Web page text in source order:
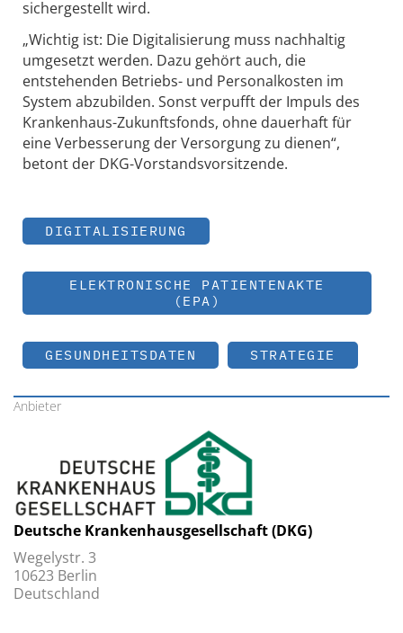
sichergestellt wird.
„Wichtig ist: Die Digitalisierung muss nachhaltig
umgesetzt werden. Dazu gehört auch, die
entstehenden Betriebs- und Personalkosten im
System abzubilden. Sonst verpufft der Impuls des
Krankenhaus-Zukunftsfonds, ohne dauerhaft für
eine Verbesserung der Versorgung zu dienen“,
betont der DKG-Vorstandsvorsitzende.
DIGITALISIERUNG
ELEKTRONISCHE PATIENTENAKTE
(EPA)
GESUNDHEITSDATEN STRATEGIE
Anbieter
Deutsche Krankenhausgesellschaft (DKG)
Wegelystr. 3
10623 Berlin
Deutschland